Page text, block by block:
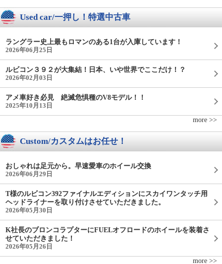
Used car/一押し！特選中古車
ラングラー史上最もロマンのある1台が入庫しています！
2026年06月25日
ルビコン３９２が大集結！日本、いや世界でここだけ！？
2026年02月03日
アメ車好き必見 絶滅危惧種のV8モデル！！
2025年10月13日
more >>
Custom/カスタムはお任せ！
おしゃれは足元から。早速愛車のホイール交換
2026年06月29日
T様のルビコン392ファイナルエディションにスカイワンタッチ用
ヘッドライナーを取り付けさせていただきました。
2026年05月30日
K社長のブロンコラプターにFUELオフロードのホイールを装着さ
せていただきました！
2026年05月26日
more >>